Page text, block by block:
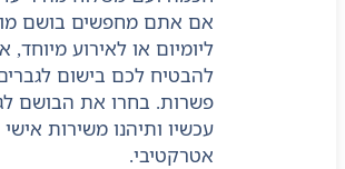
אם אתם מחפשים בושם
ליומיום או לאירוע מיוחד,
להבטיח לכם בישום
פשרות. בחרו את הבושם
עכשיו ותיהנו משירות
אטרקטיבי.